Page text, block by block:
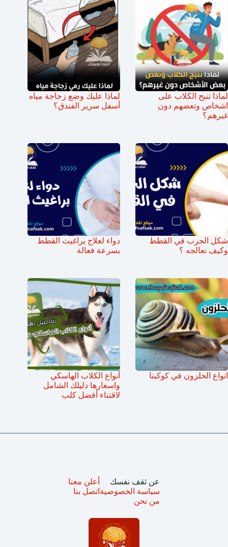
لماذا تنبح الكلاب على
اشخاص وتعضهم دون
غيرهم؟
لماذا عليك وضع زجاجة مياه
أسفل سرير الفندق؟
شكل الجرب في القطط
وكيف نعالجه ؟
دواء لعلاج براغيث القطط
بسرعة فعالة
انواع الحلزون في كوكبنا
أنواع الكلاب الهاسكي
واسعارها دليلك الشامل
لاقتناء أفضل كلب
عن ثقف نفسك
سياسة الخصوصية
من نحن
أعلن معنا
اتصل بنا